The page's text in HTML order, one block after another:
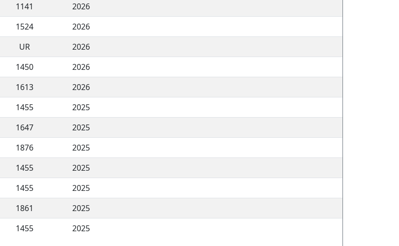
1141
2026
1524
2026
UR
2026
1450
2026
1613
2026
1455
2025
1647
2025
1876
2025
1455
2025
1455
2025
1861
2025
1455 2025